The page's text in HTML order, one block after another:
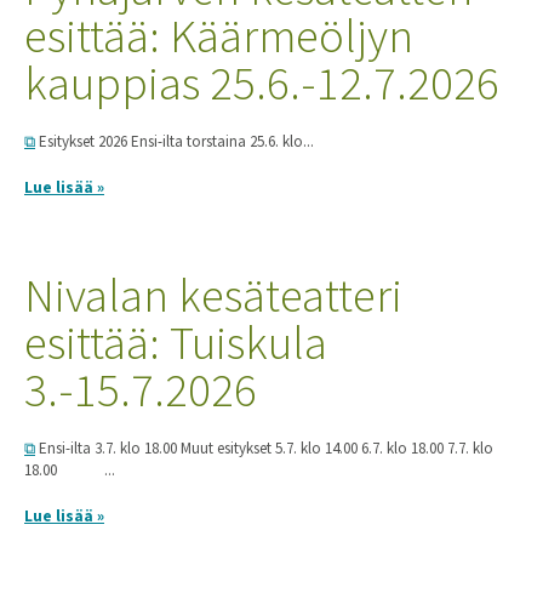
esittää: Käärmeöljyn
kauppias 25.6.-12.7.2026
Esitykset 2026 Ensi-ilta torstaina 25.6. klo...
Lue lisää »
Nivalan kesäteatteri
esittää: Tuiskula
3.-15.7.2026
Ensi-ilta 3.7. klo 18.00 Muut esitykset 5.7. klo 14.00 6.7. klo 18.00 7.7. klo
18.00 ...
Lue lisää »